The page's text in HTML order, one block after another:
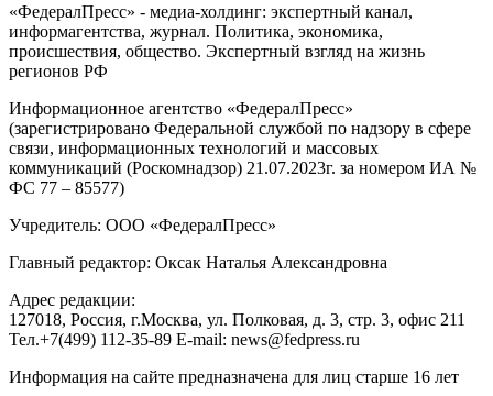
«ФедералПресс» - медиа-холдинг: экспертный канал,
информагентства, журнал. Политика, экономика,
происшествия, общество. Экспертный взгляд на жизнь
регионов РФ
Информационное агентство «ФедералПресс»
(зарегистрировано Федеральной службой по надзору в сфере
связи, информационных технологий и массовых
коммуникаций (Роскомнадзор) 21.07.2023г. за номером ИА №
ФС 77 – 85577)
Учредитель: ООО «ФедералПресс»
Главный редактор: Оксак Наталья Александровна
Адрес редакции:
127018, Россия, г.Москва, ул. Полковая, д. 3, стр. 3, офис 211
Тел.+7(499) 112-35-89 E-mail: news@fedpress.ru
Информация на сайте предназначена для лиц старше 16 лет